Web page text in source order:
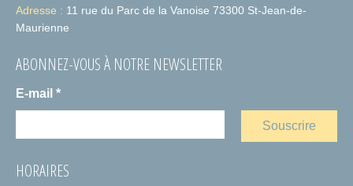
Adresse : 11 rue du Parc de la Vanoise 73300 St-Jean-de-
Maurienne
ABONNEZ-VOUS À NOTRE NEWSLETTER
E-mail *
HORAIRES